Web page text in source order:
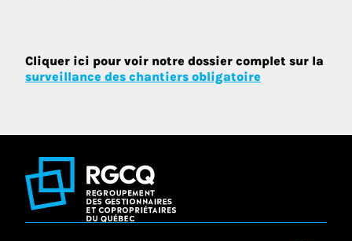
Cliquer ici pour voir notre dossier complet sur la
surveillance des chantiers obligatoire